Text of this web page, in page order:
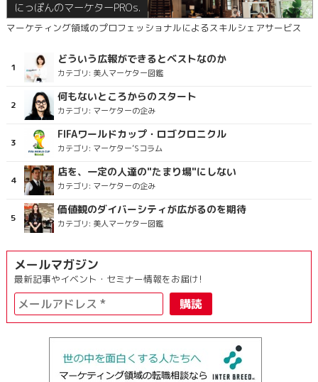
にっぽんのマーケターPROs.
マーケティング領域のプロフェッショナルによるスキルシェアサービス
どういう広報ができるとベストなのか
カテゴリ: 美人マーケター図鑑
何もないところからのスタート
カテゴリ: マーケターの企み
FIFAワールドカップ・ロゴクロニクル
カテゴリ: マーケター’Sコラム
店を、一定の人達の"たまり場"にしない
カテゴリ: マーケターの企み
価値観のダイバーシティが広がるのを期待
カテゴリ: 美人マーケター図鑑
メールマガジン
最新記事やイベント・セミナー情報をお届け!